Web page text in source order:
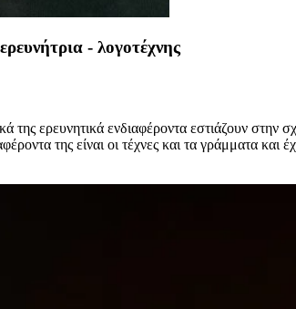
- λογοτέχνης
ερευνητικά ενδιαφέροντα εστιάζουν στην
της είναι οι τέχνες και τα γράμματα και